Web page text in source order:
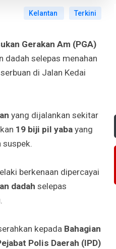
Kelantan Terkini
Gerakan Am (PGA)
dadah selepas menahan
di Jalan Kedai
yang dijalankan sekitar
19 biji pil yabayang
suspek.
berkenaan dipercayai
dadah selepas
kepada Bahagian
Polis Daerah (IPD)